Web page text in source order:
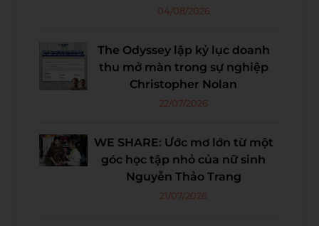
04/08/2026
The Odyssey lập kỷ lục doanh
thu mở màn trong sự nghiệp
Christopher Nolan
22/07/2026
WE SHARE: Ước mơ lớn từ một
góc học tập nhỏ của nữ sinh
Nguyễn Thảo Trang
21/07/2026